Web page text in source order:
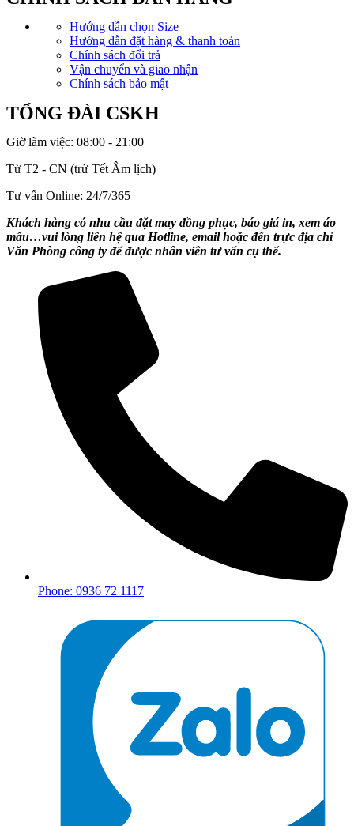
Hướng dẫn chọn Size
Hướng dẫn đặt hàng & thanh toán
Chính sách đổi trả
Vận chuyển và giao nhận
Chính sách bảo mật
TỔNG ĐÀI CSKH
Giờ làm việc: 08:00 - 21:00
Từ T2 - CN (trừ Tết Âm lịch)
Tư vấn Online: 24/7/365
Khách hàng có nhu cầu đặt may đồng phục, báo giá in, xem áo
mẫu…vui lòng liên hệ qua Hotline, email hoặc đến trực địa chỉ
Văn Phòng công ty để được nhân viên tư vấn cụ thể.
Phone: 0936 72 1117